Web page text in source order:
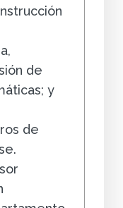
de
y
de